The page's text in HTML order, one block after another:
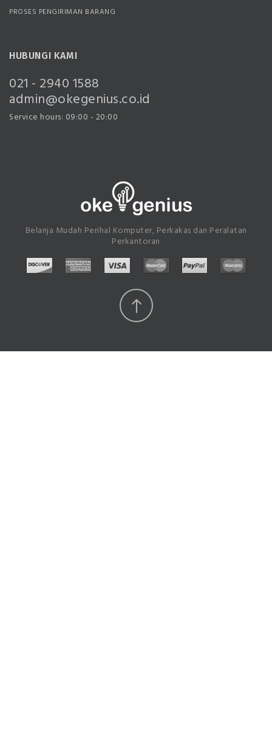
PROSES PENGIRIMAN BARANG
HUBUNGI KAMI
021 - 2940 1588
admin@okegenius.co.id
Service hours: 09:00 - 20:00
Belanja Mudah Perihal Komputer, Perkakas dan Peralatan
Perkantoran
Scroll
Top